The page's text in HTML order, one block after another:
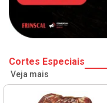
Cortes Especiais
Veja mais